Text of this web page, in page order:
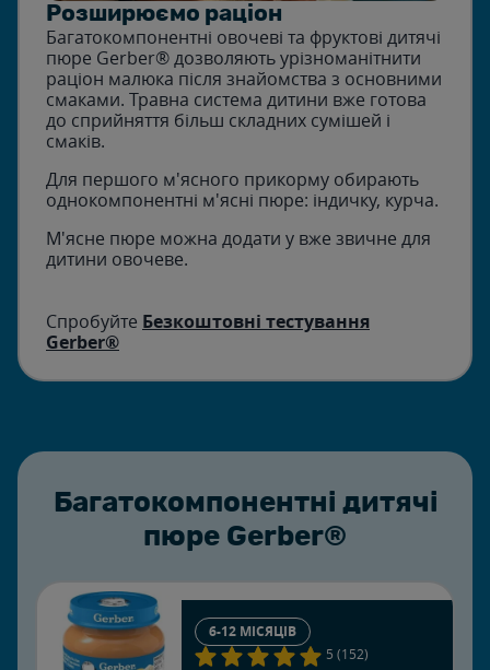
Розширюємо раціон
Багатокомпонентні овочеві та фруктові дитячі
пюре Gerber® дозволяють урізноманітнити
раціон малюка після знайомства з основними
смаками. Травна система дитини вже готова
до сприйняття більш складних сумішей і
смаків.
Для першого м'ясного прикорму обирають
однокомпонентні м'ясні пюре:​ індичку, курча.
М'ясне пюре можна додати у вже звичне для
дитини овочеве.
Спробуйте Безкоштовні тестування
Gerber®
Багатокомпонентні дитячі
пюре Gerber®
6-12 МІСЯЦІВ
5 (152)